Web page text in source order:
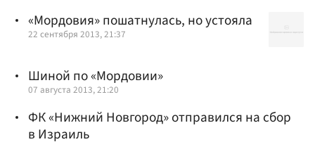
«Мордовия» пошатнулась, но устояла
22 сентября 2013, 21:37
Шиной по «Мордовии»
07 августа 2013, 21:20
ФК «Нижний Новгород» отправился на сбор
в Израиль